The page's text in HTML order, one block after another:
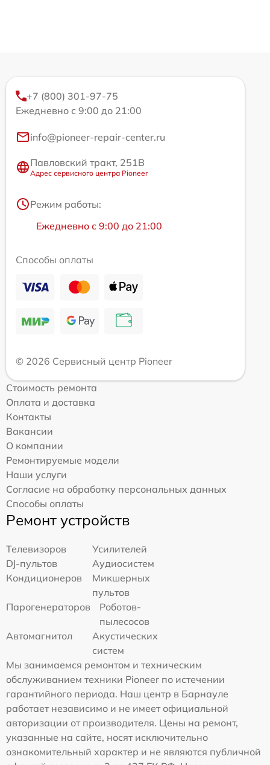
+7 (800) 301-97-75
Ежедневно с 9:00 до 21:00
info@pioneer-repair-center.ru
Павловский тракт, 251В
Адрес сервисного центра Pioneer
Режим работы:
Ежедневно с 9:00 до 21:00
Способы оплаты
© 2026 Сервисный центр Pioneer
Стоимость ремонта
Оплата и доставка
Контакты
Вакансии
О компании
Ремонтируемые модели
Наши услуги
Согласие на обработку персональных данных
Способы оплаты
Ремонт устройств
Телевизоров
Усилителей
DJ-пультов
Аудиосистем
Кондиционеров
Микшерных
пультов
Парогенераторов
Роботов-
пылесосов
Автомагнитол
Акустических
систем
Мы занимаемся ремонтом и техническим
обслуживанием техники Pioneer по истечении
гарантийного периода. Наш центр в Барнауле
работает независимо и не имеет официальной
авторизации от производителя. Цены на ремонт,
указанные на сайте, носят исключительно
ознакомительный характер и не являются публичной